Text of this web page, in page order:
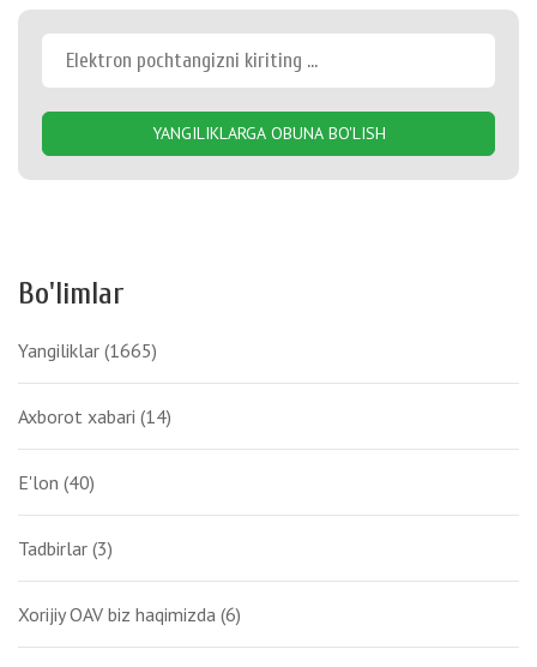
YANGILIKLARGA OBUNA BO'LISH
Bo'limlar
Yangiliklar (1665)
Axborot xabari (14)
E'lon (40)
Tadbirlar (3)
Xorijiy OAV biz haqimizda (6)